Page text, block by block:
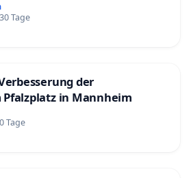
Tage
der
in Mannheim
Tage